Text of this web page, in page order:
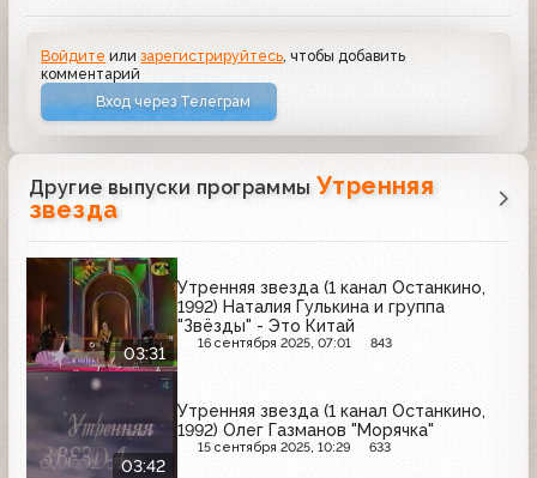
Войдите илизарегистрируйтесь , чтобы добавить
комментарий
Вход через Телеграм
Другие выпуски программы Утренняя
звезда
03:31
Утренняя звезда (1 канал Останкино,
1992) Наталия Гулькина и группа
"Звёзды" - Это Китай
16 сентября 2025, 07:01 843
03:42
Утренняя звезда (1 канал Останкино,
1992) Олег Газманов "Морячка"
15 сентября 2025, 10:29 633